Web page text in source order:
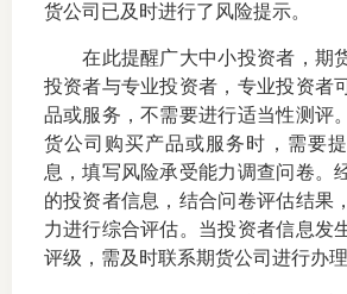
货公司已及时进行了风险提示。
在此提醒广大中小投资者，期
投资者与专业投资者，专业投资者
品或服务，不需要进行适当性测评
货公司购买产品或服务时，需要
息，填写风险承受能力调查问卷。
的投资者信息，结合问卷评估结果
力进行综合评估。当投资者信息发
评级，需及时联系期货公司进行办理